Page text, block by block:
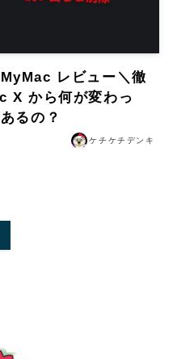
レビュー＼徹
X から何が変わっ
るの？
ケチケチデンキ